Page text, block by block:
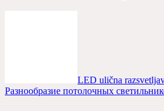
LED ulična
Разнообразие потолочных